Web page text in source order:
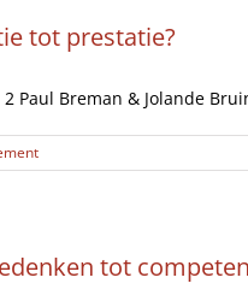
tot prestatie?
Paul Breman & Jolande
tot